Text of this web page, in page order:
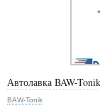
Автолавка BAW-Tonik
BAW-Tonik